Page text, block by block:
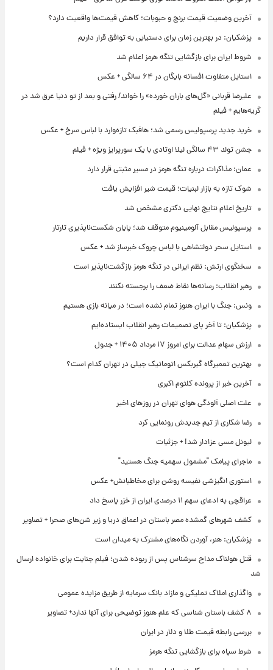
آخرین وضعیت قیمت برنج و حبوبات؛ کاهش قیمت‌ها واقعیت دارد؟
پزشکیان: در بهترین زمان برای دستیابی به توافق قرار داریم
شروط ایران برای بازگشایی تنگه هرمز اعلام شد
استایل متفاوت افسانه بایگان در ۶۴ سالگی + عکس
علیرضا قربانی «گل‌های باران خورده» را خواند/ رفتی و بعد از تو دنیا غرق شد در
گریه‌هایم + فیلم
خرید جدید پرسپولیس رسمی شد؛ هافبک تازه‌وارد با لباس سرخ + عکس
جشن تولد ۴۳ سالگی لیلا اوتادی با یک سورپرایز ویژه + فیلم
عمان: مذاکرات درباره تنگه هرمز در مسیر مثبتی قرار دارد
شوک تازه به بازار لبنیات؛ قیمت شیر افزایش یافت
تاریخ اعلام نتایج نهایی دکتری مشخص شد
پرسپولیس مقابل آلومینیوم متوقف شد؛ پایان شکست‌ناپذیری تارتار
استایل سحر دولتشاهی با لباس چروک خبرساز شد + عکس
سخنگوی ارتش: نظم ایرانی در تنگه هرمز بازگشت‌ناپذیر است
رهبر انقلاب: رسانه‌ها نقاط ضعف را برجسته نکنند
ونس: جنگ با ایران هنوز تمام نشده است؛ در میانه بازی هستیم
پزشکیان: تا آخر پای تصمیمات رهبر انقلاب ایستاده‌ایم
ارزش سهام عدالت برای امروز ۱۷ مرداد ۱۴۰۵ + جدول
بهترین تعمیرگاه گیربکس اتوماتیک جیلی در تهران کدام است؟
آخرین خبر از پرونده کلثوم اکبری
علت اصلی آلودگی هوای تهران در روزهای اخیر
رضا شکاری از تیم جدیدش رونمایی کرد
لیونل مسی عزادار شد! + جزئیات
ماجرای پیامک "مشمول سهمیه جنگ هستید"
استوری انگیزشی نفیسه روشن برای مخاطبانش+ عکس
عراقچی به ادعای سهم ۱۱ درصدی ایران از خزر پاسخ داد
کشف شهرهای گمشده مصر باستان در اعماق دریا و زیر شن‌های صحرا + تصاویر
پزشکیان: هنر، آوردن نگاه‌های مشترک به میدان است
قتل هولناک مداح سرشناس پس از ربوده شدن؛ فیلم جنایت برای خانواده ارسال
شد
واگذاری املاک تملیکی و مازاد بانک سرمایه از طریق مزایده عمومی
۸ کشف باستان شناسی که علم هنوز توضیحی برای آنها ندارد+ تصاویر
بررسی رابطه قیمت طلا و دلار در ایران
شرط سپاه برای بازگشایی تنگه هرمز